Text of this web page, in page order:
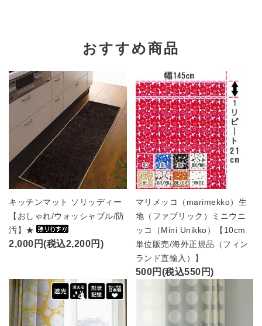
おすすめ商品
キッチンマット ソリッディー
【おしゃれ/ウォッシャブル/防
汚】★
2,000円(税込2,200円)
マリメッコ（marimekko）生
地（ファブリック）ミニウニ
ッコ（Mini Unikko）【10cm
単位販売/海外正規品（フィン
ランド直輸入）】
500円(税込550円)